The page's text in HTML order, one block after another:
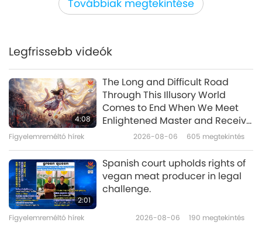
In our program today, we will share with you
laughter and wisdom that they have brought
to the people throughout the ages.
Továbbiak megtekintése
18:33
(vegan), Part 1 of 2
át
23:48
Thanks for Taking Me Home!
Heartfelt Messages on the 31st
Anniversary of Supreme Master
Ching Hai Day
át
20:02
Békében elérhetjük a Mennyet,
1/16 rész
Legfrissebb videók
4:08
The Long and Difficult Road
Through This Illusory World
Comes to End When We Meet
Enlightened Master and Receive
Initiation
Figyelemreméltó hírek 2026-08-06 605 megtekintés
2:01
Spanish court upholds rights of
vegan meat producer in legal
challenge.
Figyelemreméltó hírek 2026-08-06 190 megtekintés